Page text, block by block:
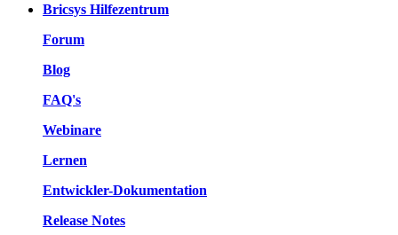
Bricsys Hilfezentrum
Forum
Blog
FAQ's
Webinare
Lernen
Entwickler-Dokumentation
Release Notes